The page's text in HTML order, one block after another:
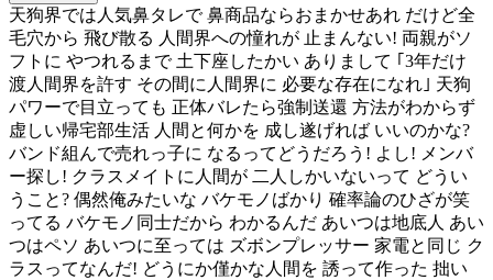
天狗界では人気鼻タレで 鼻商品ならおまかせあれ だけど全
毛穴から 飛び散る 人間界への憧れが 止まんない! 両親がソ
フトに やつれるまで 土下座したかい ありまして ｢3年だけ
渡人間界を許す その間に人間界に 必要な存在になれ｣ 天狗
パワーで目立っても 正体バレたら強制送還 方法がわからず
虚しい帰宅部生活 人間と何かを 成し遂げれば いいのかな?
バンド組んで売れっ子に なるってどうだろう! よし! メンバ
ー探し! クラスメイトに人間が 二人しかいないって どうい
うこと? 偶然俺みたいな バケモノばかり 確率論のひざが笑
ってる バケモノ同士だから わかるんだ あいつは地底人 あい
つはペソ あいつに至っては ズボンプレッサー 家電と同じ ク
ラスってなんだ! どうにか僅かな人間を 誘って作った 拙い